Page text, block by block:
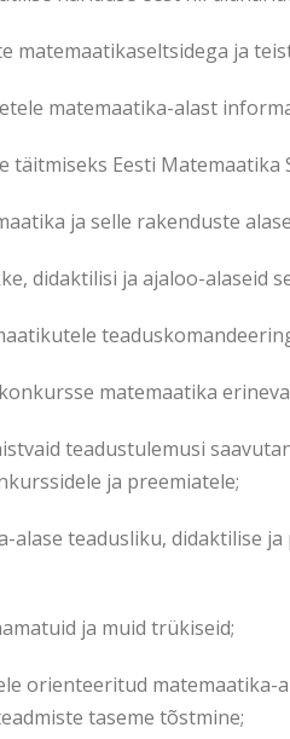
matemaatikaseltsidega ja
matemaatika-alast
täitmiseks Eesti Matemaatika
ja selle rakenduste
didaktilisi ja ajaloo-alaseid
matemaatika
teadustulemusi
ja preemiatele;
alase teadusliku, didaktilise
ja muid trükiseid;
orienteeritud
taseme tõstmine;